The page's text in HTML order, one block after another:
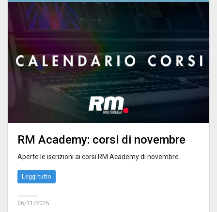
RM Academy: corsi di novembre
Aperte le iscrizioni ai corsi RM Academy di novembre.
Leggi tutto
06/11/2025